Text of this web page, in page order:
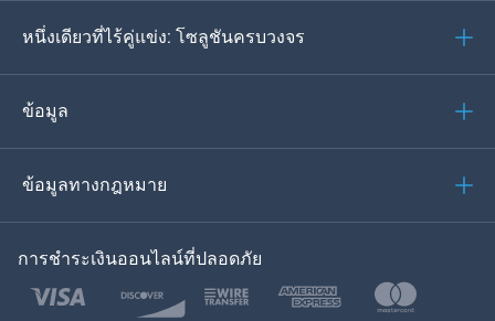
โปรตุเกส
ภาษาไทย
หนึ่งเดียวที่ไร้คู่แข่ง: โซลูชันครบวงจร
ข้อมูล
ข้อมูลทางกฎหมาย
การชำระเงินออนไลน์ที่ปลอดภัย